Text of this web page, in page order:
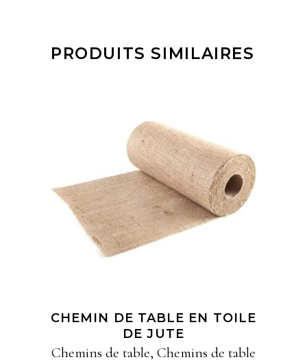
PRODUITS SIMILAIRES
AJOUTER À MA
SÉLECTION
CHEMIN DE TABLE EN TOILE
DE JUTE
Chemins de table, Chemins de table